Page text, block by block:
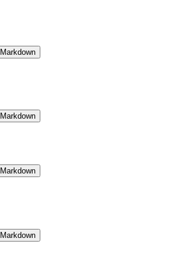
Markdown
Markdown
Markdown
Markdown